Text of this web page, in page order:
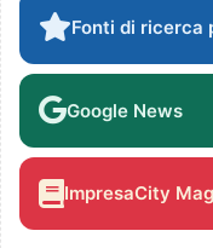
Fonti di ricerca
Google News
ImpresaCity